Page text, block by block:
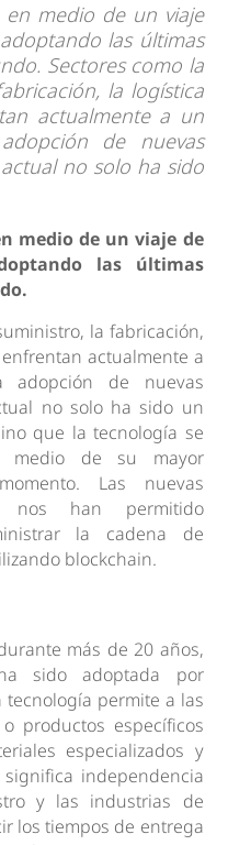
en medio de un viaje
las últimas
Sectores como la
la logística
actualmente a un
de nuevas
no solo ha sido
medio de un viaje de
las últimas
la fabricación,
actualmente a
de nuevas
no solo ha sido un
que la tecnología se
medio de su mayor
Las nuevas
nos han permitido
la cadena de
blockchain.
más de 20 años,
sido adoptada por
tecnología permite a las
productos específicos
especializados y
independencia
y las industrias de
los tiempos de entrega